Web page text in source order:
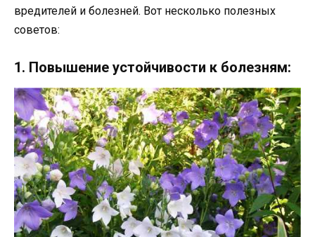
вредителей и болезней. Вот несколько полезных
советов:
1. Повышение устойчивости к болезням: